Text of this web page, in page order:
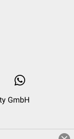
GmbH